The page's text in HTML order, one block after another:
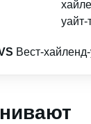
Вест-